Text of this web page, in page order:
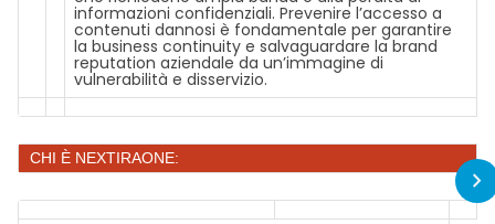
informazioni confidenziali. Prevenire l’accesso a
contenuti dannosi è fondamentale per garantire
la business continuity e salvaguardare la brand
reputation aziendale da un’immagine di
vulnerabilità e disservizio.
CHI È NEXTIRAONE: